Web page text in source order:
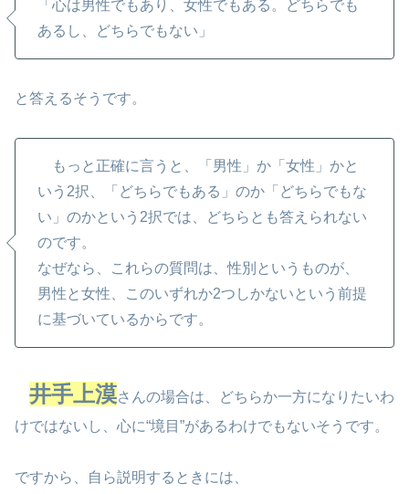
「心は男性でもあり、女性でもある。どちらでも
あるし、どちらでもない」
と答えるそうです。
もっと正確に言うと、「男性」か「女性」かと
いう2択、「どちらでもある」のか「どちらでもな
い」のかという2択では、どちらとも答えられない
のです。
なぜなら、これらの質問は、性別というものが、
男性と女性、このいずれか2つしかないという前提
に基づいているからです。
井手上漠さんの場合は、どちらか一方になりたいわ
けではないし、心に“境目”があるわけでもないそうです。
ですから、自ら説明するときには、